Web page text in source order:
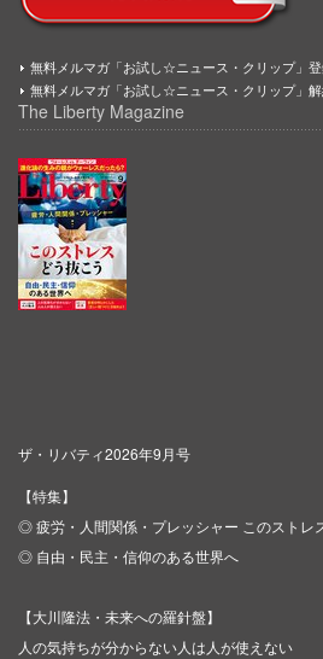
無料メルマガ「お試し☆ニュース・クリップ」
無料メルマガ「お試し☆ニュース・クリップ」
The Liberty Magazine
ザ・リバティ2026年9月号
【特集】
◎ 疲労・人間関係・プレッシャー このストレ
◎ 自由・民主・信仰のある世界へ
【大川隆法・未来への羅針盤】
人の気持ちが分からない人は人が使えない